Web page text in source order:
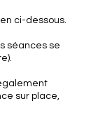
ci-dessous.
séances se
sur place,